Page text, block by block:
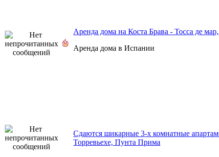
Аренда дома на Коста Брава - Тосса де
Аренда дома в Испании
Cдаются шикарные 3-х комнатные
Торревьехе, Пунта Прима